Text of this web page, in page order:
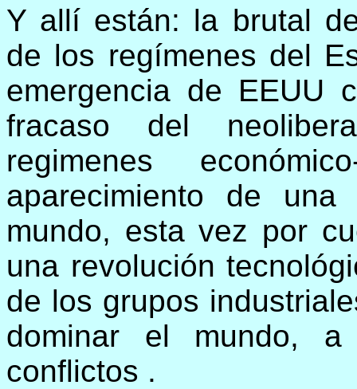
Y allí están: la brutal
de los regímenes del
emergencia de EEUU
fracaso del
regimenes
aparecimiento de
mundo, esta vez por
una revolución
de los grupos
dominar el mundo,
conflictos .